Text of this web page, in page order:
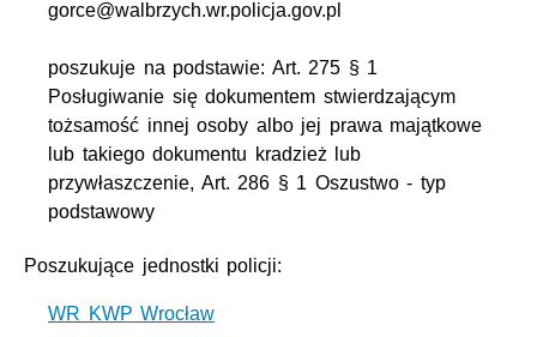
gorce@walbrzych.wr.policja.gov.pl
poszukuje na podstawie: Art. 275 § 1
Posługiwanie się dokumentem stwierdzającym
tożsamość innej osoby albo jej prawa majątkowe
lub takiego dokumentu kradzież lub
przywłaszczenie, Art. 286 § 1 Oszustwo - typ
podstawowy
Poszukujące jednostki policji:
WR KWP Wrocław